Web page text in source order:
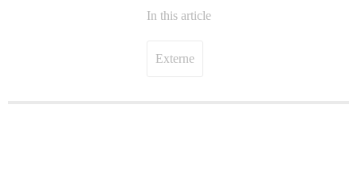
In this article
Externe